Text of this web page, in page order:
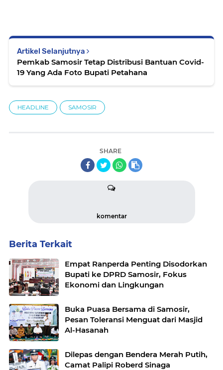
Artikel Selanjutnya
Pemkab Samosir Tetap Distribusi Bantuan Covid-
19 Yang Ada Foto Bupati Petahana
HEADLINE SAMOSIR
SHARE
komentar
Berita Terkait
Empat Ranperda Penting Disodorkan
Bupati ke DPRD Samosir, Fokus
Ekonomi dan Lingkungan
Buka Puasa Bersama di Samosir,
Pesan Toleransi Menguat dari Masjid
Al-Hasanah
Dilepas dengan Bendera Merah Putih,
Camat Palipi Roberd Sinaga